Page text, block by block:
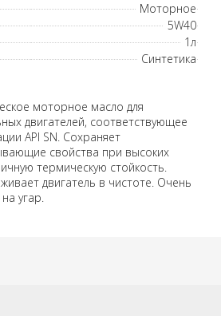
Моторное
5W40
1л
Синтетика
моторное масло для
двигателей, соответствующее
API SN. Сохраняет
свойства при высоких
термическую стойкость.
двигатель в чистоте. Очень
угар.